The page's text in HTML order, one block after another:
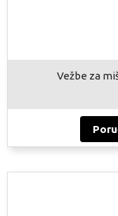
Vežbe za